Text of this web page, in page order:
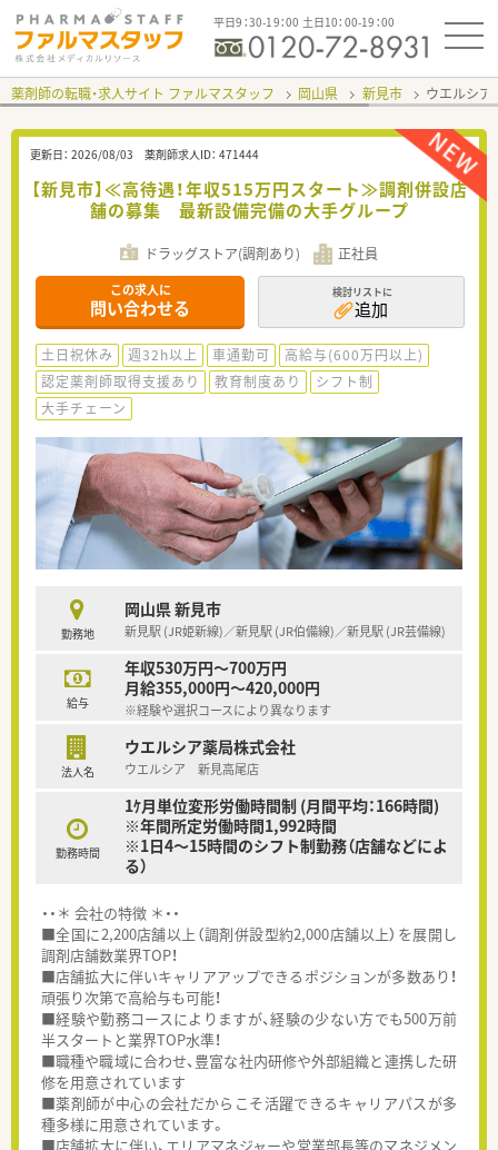
平日9：30-19：00 土日10：00-19：00
薬剤師の転職・求人サイト ファルマスタッフ 岡山県 新見市 ウエルシ
更新日： 2026/08/03 薬剤師求人ID： 471444
【新見市】≪高待遇！年収515万円スタート≫調剤併設店
舗の募集 最新設備完備の大手グループ
ドラッグストア(調剤あり) 正社員
この求人に
問い合わせる
検討リストに
追加
土日祝休み 週32h以上 車通勤可
高給与(600万円以上)
認定薬剤師取得支援あり
教育制度あり
シフト制
大手チェーン
勤務地
岡山県 新見市
新見駅 (JR姫新線)／新見駅 (JR伯備線)／新見駅 (JR芸備線)
給与
年収530万円～700万円
月給355,000円～420,000円
※経験や選択コースにより異なります
法人名
ウエルシア薬局株式会社
ウエルシア 新見高尾店
勤務時間
1ｹ月単位変形労働時間制 (月間平均：166時間)
※年間所定労働時間1,992時間
※1日4～15時間のシフト制勤務（店舗などによ
る）
・・＊ 会社の特徴 ＊・・
■全国に2,200店舗以上（調剤併設型約2,000店舗以上）を展開し
調剤店舗数業界TOP！
■店舗拡大に伴いキャリアアップできるポジションが多数あり！
頑張り次第で高給与も可能！
■経験や勤務コースによりますが、経験の少ない方でも500万前
半スタートと業界TOP水準！
■職種や職域に合わせ、豊富な社内研修や外部組織と連携した研
修を用意されています
■薬剤師が中心の会社だからこそ活躍できるキャリアパスが多
種多様に用意されています。
■店舗拡大に伴い、エリアマネジャーや営業部長等のマネジメン